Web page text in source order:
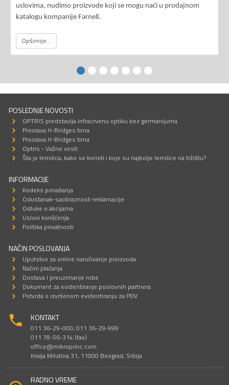
uslovima, nudimo proizvode koji se mogu naći u prodajnom
katalogu kompanije Farnell.
Opširnije...
POSLEDNJE NOVOSTI
OPTRIS predstavlja infracrvenu optiku bez germanijuma
Proslava H-Bridges tima
Proslava H-Bridges tima
Optris - Važne vesti
Šta je lemilica, kako se koristi i koje su najbolje lemilice na tržištu?
INFORMACIJE
Kodeks ponašanja
Odustanak-saobraznost-reklamacije
Odluke o akcijama
Uslovi korišćenja
Politika privatnosti
NAČIN POSLOVANJA
Uputstvo za online naručivanje proizvoda
Načini plaćanja
Dostava I preuzimanje robe
Dokument za evidentiranje poslovnih partnera
Potvrda o izvršenom evidentiranju za PDV
KONTAKT
011 36-29-000; 011 36-29-999
011 78-56-314 (fax)
office@mikroprinc.com
Kralja Milutina 31, 11000 Beograd, Srbija
RADNO VREME